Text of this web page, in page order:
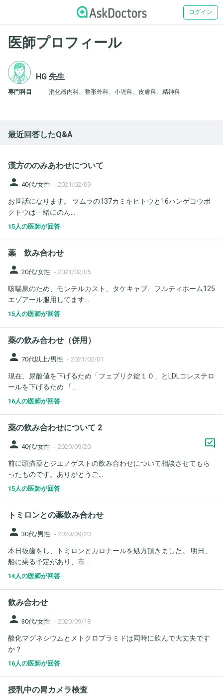
ログイン
医師プロフィール
HG 先生
専門科目 消化器内科、整形外科、小児科、皮膚科、精神科
最近回答したQ&A
漢方ののみあわせについて
person 40代/女性 - 2021/02/09
お世話になります。 ツムラの137カミキヒトウと16ハンゲコウボ
クトウは一緒にのん...
15人の医師が回答
薬 飲み合わせ
person 20代/女性 - 2021/02/05
咳喘息のため、モンテルカスト、タケキャブ、フルティホーム125
エゾアール服用してます...
15人の医師が回答
薬の飲み合わせ（併用）
person 70代以上/男性 - 2021/02/01
現在、尿酸値を下げるため「フェブリク錠１０」とLDLコレステロ
ールを下げるため 「...
16人の医師が回答
薬の飲み合わせについて 2
person 40代/女性 - 2020/09/20
前に頭痛薬とジエノゲストの飲み合わせについて相談させてもら
ったものです。ありがとうご...
15人の医師が回答
トミロンとの薬飲み合わせ
person 30代/男性 - 2020/09/20
本日抜歯をし、トミロンとカロナールを処方頂きました。 明日、
船に乗る予定があり、市...
14人の医師が回答
飲み合わせ
person 30代/女性 - 2020/09/18
酸化マグネシウムとメトクロプラミドは同時に飲んで大丈夫です
か？
16人の医師が回答
授乳中の胃カメラ検査